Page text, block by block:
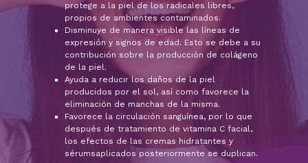
protege a la piel de los radicales libres,
propios de ambientes contaminados.
Disminuye de manera visible las líneas de
expresión y signos de edad. Esto se debe a su
contribución sobre la producción de colágeno
de la piel.
Ayuda a reducir los daños de la piel
producidos por el sol, así como favorece la
eliminación de manchas de la misma.
Favorece la circulación sanguínea, por lo que
después de tratamiento de vitamina C facial,
los efectos de las cremas hidratantes y
sérumsaplicados posteriormente se duplican.